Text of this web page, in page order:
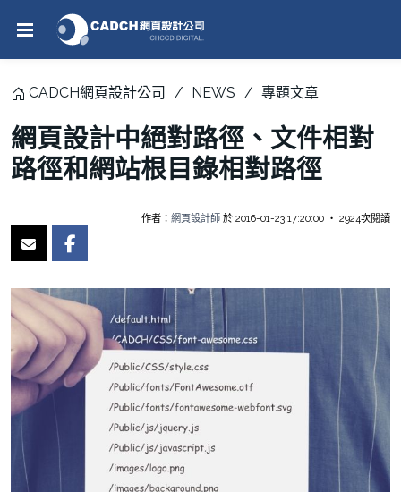
CADCH網頁設計公司 NEWS 專題文章
網頁設計中絕對路徑、文件相對
路徑和網站根目錄相對路徑
作者： 網頁設計師 於 2016-01-23 17:20:00 ‧ 2924次閱讀